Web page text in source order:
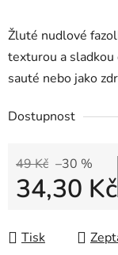
Žluté nudlové
texturou a sladkou
sauté nebo jako
Dostupnost
49 Kč –30 %
34,30 Kč
Tisk